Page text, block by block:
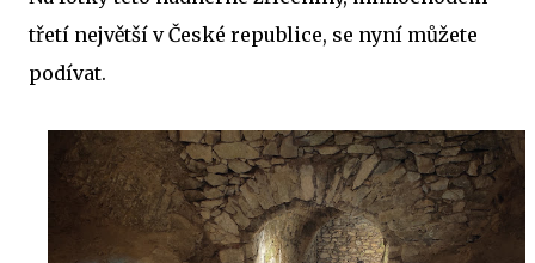
třetí největší v České republice, se nyní můžete
podívat.